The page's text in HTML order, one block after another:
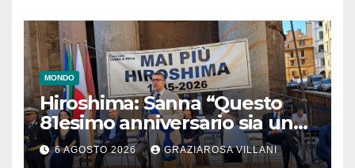
MONDO
Hiroshima: Sanna “Questo
81esimo anniversario sia un
monito per tutti”
6 AGOSTO 2026 GRAZIAROSA VILLANI